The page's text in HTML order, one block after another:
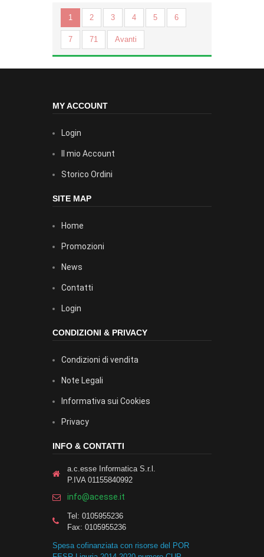
1 2 3 4 5 6
7 71 Avanti
MY ACCOUNT
Login
Il mio Account
Storico Ordini
SITE MAP
Home
Promozioni
News
Contatti
Login
CONDIZIONI & PRIVACY
Condizioni di vendita
Note Legali
Informativa sui Cookies
Privacy
INFO & CONTATTI
a.c.esse Informatica S.r.l.
P.IVA 01155840992
info@acesse.it
Tel: 0105955236
Fax: 0105955236
Spesa cofinanziata con risorse del POR